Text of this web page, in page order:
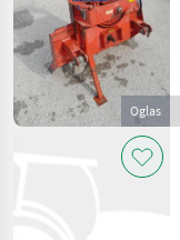
Oglas